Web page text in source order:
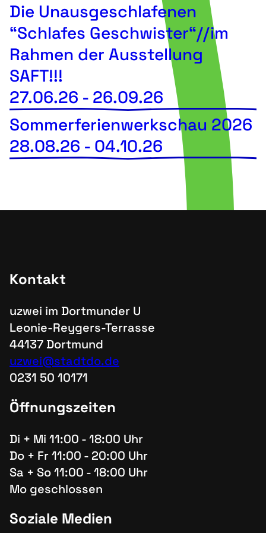
Die Unausgeschlafenen
“Schlafes Geschwister“//im
Rahmen der Ausstellung
SAFT!!!
27.06.26 - 26.09.26
Sommerferienwerkschau 2026
28.08.26 - 04.10.26
Kontakt
uzwei im Dortmunder U
Leonie-Reygers-Terrasse
44137 Dortmund
uzwei@stadtdo.de
0231 50 10171
Öffnungszeiten
Di + Mi 11:00 - 18:00 Uhr
Do + Fr 11:00 - 20:00 Uhr
Sa + So 11:00 - 18:00 Uhr
Mo geschlossen
Soziale Medien